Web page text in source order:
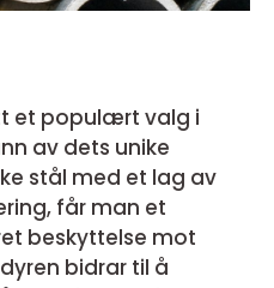
et populært valg i
av dets unike
stål med et lag av
får man et
beskyttelse mot
bidrar til å